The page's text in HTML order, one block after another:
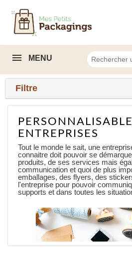
MENU
Filtre
ENTREPRISES
Tout le monde le sait, une
connaitre doit pouvoir se
produits, de ses services mais
communication et quoi de plus
emballages, des flyers, des
l'entreprise pour pouvoir
supports et dans toutes les